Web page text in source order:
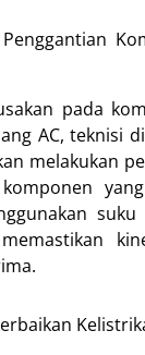
pada
AC, teknisi
melakukan
suku